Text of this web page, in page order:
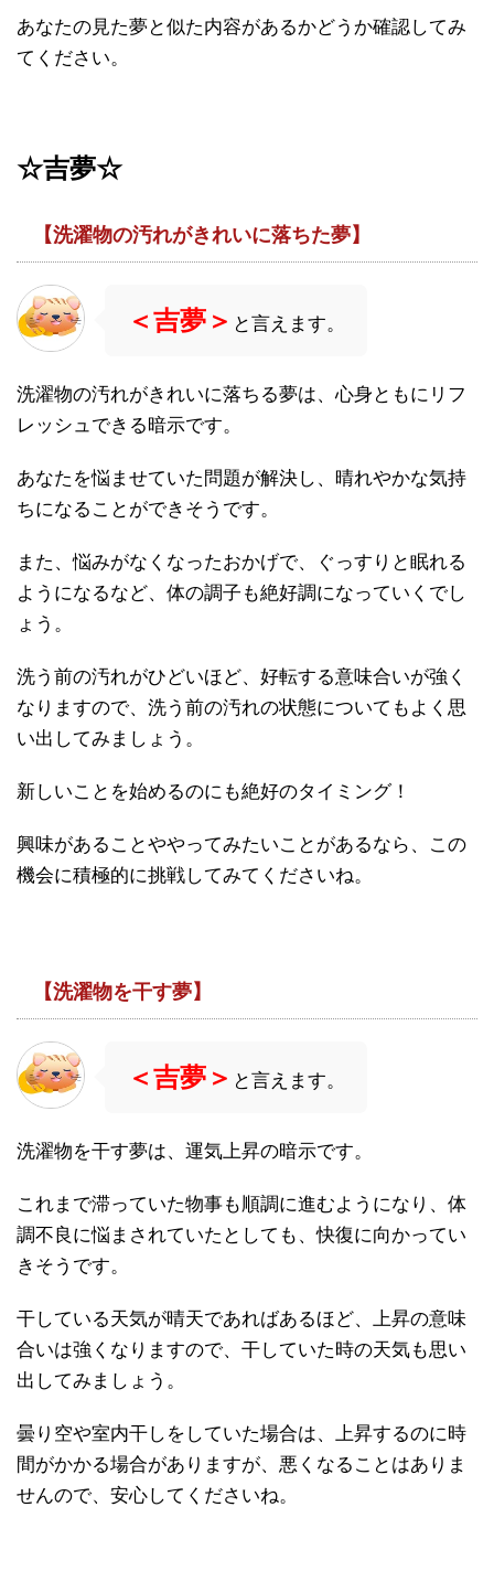
あなたの見た夢と似た内容があるかどうか確認してみ
てください。
☆吉夢☆
【洗濯物の汚れがきれいに落ちた夢】
＜吉夢＞ と言えます。
洗濯物の汚れがきれいに落ちる夢は、心身ともにリフ
レッシュできる暗示です。
あなたを悩ませていた問題が解決し、晴れやかな気持
ちになることができそうです。
また、悩みがなくなったおかげで、ぐっすりと眠れる
ようになるなど、体の調子も絶好調になっていくでし
ょう。
洗う前の汚れがひどいほど、好転する意味合いが強く
なりますので、洗う前の汚れの状態についてもよく思
い出してみましょう。
新しいことを始めるのにも絶好のタイミング！
興味があることややってみたいことがあるなら、この
機会に積極的に挑戦してみてくださいね。
【洗濯物を干す夢】
＜吉夢＞ と言えます。
洗濯物を干す夢は、運気上昇の暗示です。
これまで滞っていた物事も順調に進むようになり、体
調不良に悩まされていたとしても、快復に向かってい
きそうです。
干している天気が晴天であればあるほど、上昇の意味
合いは強くなりますので、干していた時の天気も思い
出してみましょう。
曇り空や室内干しをしていた場合は、上昇するのに時
間がかかる場合がありますが、悪くなることはありま
せんので、安心してくださいね。